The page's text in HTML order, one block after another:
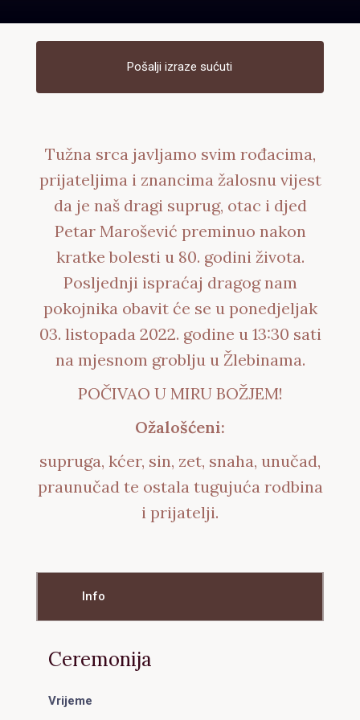
Pošalji izraze sućuti
Tužna srca javljamo svim rođacima,
prijateljima i znancima žalosnu vijest
da je naš dragi suprug, otac i djed
Petar Marošević preminuo nakon
kratke bolesti u 80. godini života.
Posljednji ispraćaj dragog nam
pokojnika obavit će se u ponedjeljak
03. listopada 2022. godine u 13:30 sati
na mjesnom groblju u Žlebinama.
POČIVAO U MIRU BOŽJEM!
Ožalošćeni:
supruga, kćer, sin, zet, snaha, unučad,
praunučad te ostala tugujuća rodbina
i prijatelji.
Info
Ceremonija
Vrijeme